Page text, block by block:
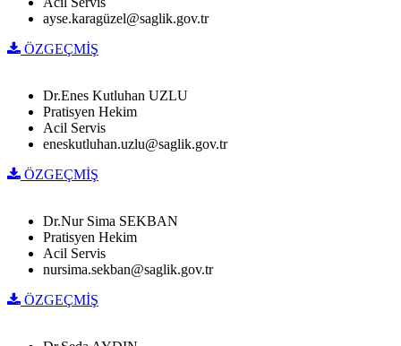
ayse.karagüzel@saglik.gov.tr
ÖZGEÇMİŞ
Dr.Enes Kutluhan UZLU
Pratisyen Hekim
Acil Servis
eneskutluhan.uzlu@saglik.gov.tr
ÖZGEÇMİŞ
Dr.Nur Sima SEKBAN
Pratisyen Hekim
Acil Servis
nursima.sekban@saglik.gov.tr
ÖZGEÇMİŞ